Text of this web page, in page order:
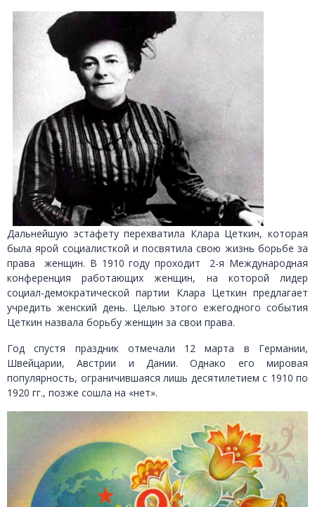
Дальнейшую эстафету перехватила Клара Цеткин, которая
была ярой социалисткой и посвятила свою жизнь борьбе за
права женщин. В 1910 году проходит 2-я Международная
конференция работающих женщин, на которой лидер
социал-демократической партии Клара Цеткин предлагает
учредить женский день. Целью этого ежегодного события
Цеткин назвала борьбу женщин за свои права.
Год спустя праздник отмечали 12 марта в Германии,
Швейцарии, Австрии и Дании. Однако его мировая
популярность, ограничившаяся лишь десятилетием с 1910 по
1920 гг., позже сошла на «нет».